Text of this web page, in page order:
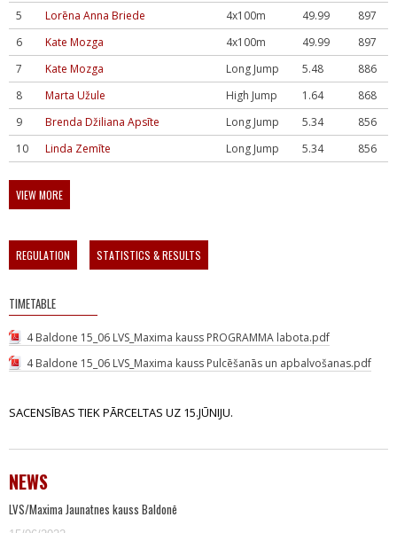
5
Lorēna Anna Briede 4x100m 49.99
897
6
Kate Mozga 4x100m 49.99
897
7
Kate Mozga Long Jump 5.48
886
8
Marta Užule High Jump 1.64
868
9
Brenda Džiliana Apsīte Long Jump 5.34
856
10
Linda Zemīte Long Jump 5.34 856
VIEW MORE
REGULATION STATISTICS & RESULTS
TIMETABLE
4 Baldone 15_06 LVS_Maxima kauss PROGRAMMA labota.pdf
4 Baldone 15_06 LVS_Maxima kauss Pulcēšanās un apbalvošanas.pdf
SACENSĪBAS TIEK PĀRCELTAS UZ 15.JŪNIJU.
NEWS
LVS/Maxima Jaunatnes kauss Baldonē